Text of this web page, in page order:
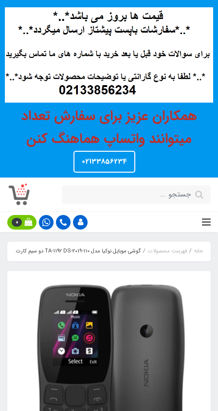
همکاران عزیز برای سفارش تعداد
میتوانند واتساپ هماهنگ کنن
02133856234
0
خانه فهرست محصولات گوشی موبایل نوکیا مدل 110-2019-TA-1192 DS دو سیم‌ کارت